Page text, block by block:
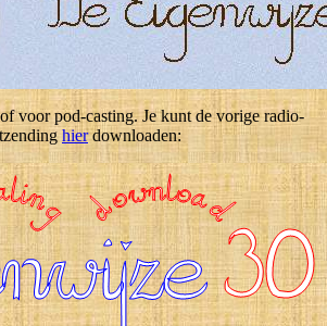
voor pod-casting. Je kunt de vorige radio-
hierdownloaden: